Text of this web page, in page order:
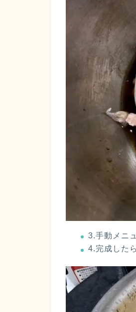
3.手動メニ
4.完成した